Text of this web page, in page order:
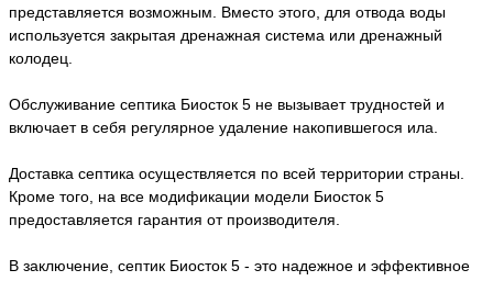
представляется возможным. Вместо этого, для отвода воды
используется закрытая дренажная система или дренажный
колодец.
Обслуживание септика Биосток 5 не вызывает трудностей и
включает в себя регулярное удаление накопившегося ила.
Доставка септика осуществляется по всей территории страны.
Кроме того, на все модификации модели Биосток 5
предоставляется гарантия от производителя.
В заключение, септик Биосток 5 - это надежное и эффективное